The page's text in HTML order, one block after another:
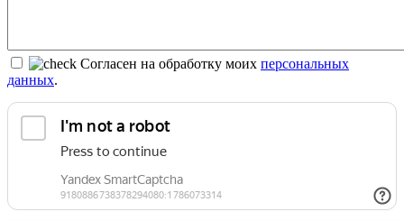
Согласен на обработку моих персональных
данных.